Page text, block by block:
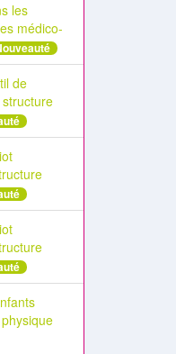
les
médico-
de